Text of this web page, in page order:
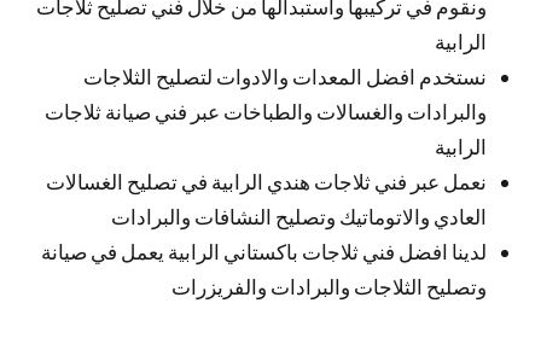
ونقوم في تركيبها واستبدالها من خلال فني تصليح ثلاجات
الرابية
نستخدم افضل المعدات والادوات لتصليح الثلاجات
والبرادات والغسالات والطباخات عبر فني صيانة ثلاجات
الرابية
نعمل عبر فني ثلاجات هندي الرابية في تصليح الغسالات
العادي والاتوماتيك وتصليح النشافات والبرادات
لدينا افضل فني ثلاجات باكستاني الرابية يعمل في صيانة
وتصليح الثلاجات والبرادات والفريزرات